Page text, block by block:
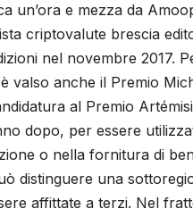
un’ora e mezza da
criptovalute brescia
nel novembre 2017.
valso anche il Premio
al Premio
dopo, per essere
o nella fornitura di
distinguere una
affittate a terzi. Nel